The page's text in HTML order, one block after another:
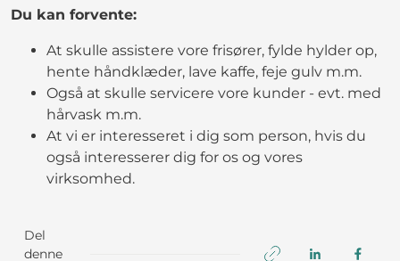
Du kan forvente:
At skulle assistere vore frisører, fylde hylder op,
hente håndklæder, lave kaffe, feje gulv m.m.
Også at skulle servicere vore kunder - evt. med
hårvask m.m.
At vi er interesseret i dig som person, hvis du
også interesserer dig for os og vores
virksomhed.
Del
denne